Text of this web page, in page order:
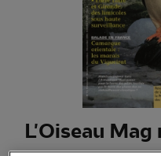
L'Oiseau Mag